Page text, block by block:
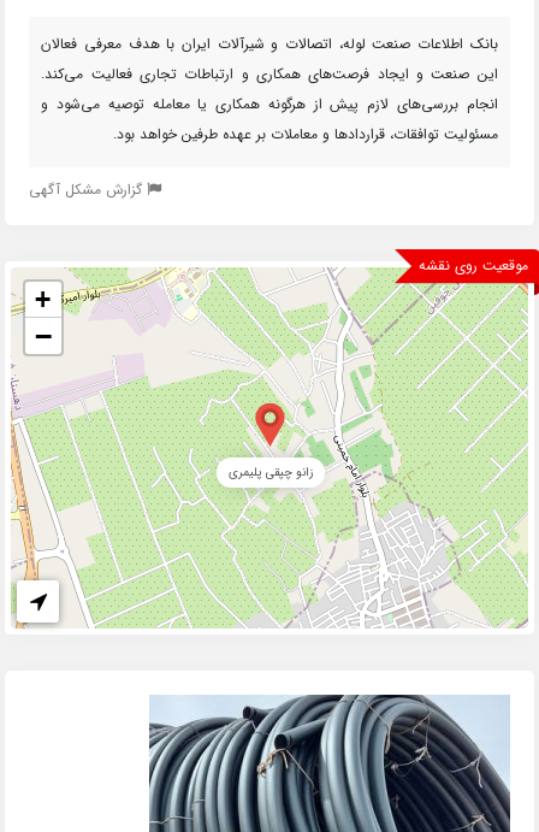
بانک اطلاعات صنعت لوله، اتصالات و شیرآلات ایران با هدف معرفی فعالان
این صنعت و ایجاد فرصت‌های همکاری و ارتباطات تجاری فعالیت می‌کند.
انجام بررسی‌های لازم پیش از هرگونه همکاری یا معامله توصیه می‌شود و
مسئولیت توافقات، قراردادها و معاملات بر عهده طرفین خواهد بود.
گزارش مشکل آگهی
موقعیت روی نقشه
زانو چپقی پلیمری
+
−